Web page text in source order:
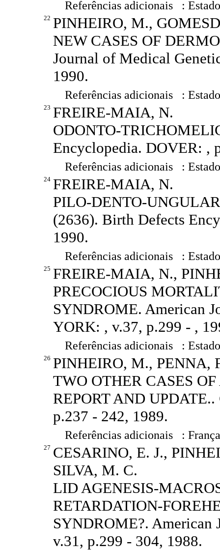
Referências adicionais :
22 PINHEIRO, M.,
NEW CASES OF
Journal of Medical
1990.
Referências adicionais :
23 FREIRE-MAIA, N.
ODONTO-
Encyclopedia. DOVER: ,
Referências adicionais :
24 FREIRE-MAIA, N.
PILO-DENTO-
(2636). Birth Defects
1990.
Referências adicionais :
25 FREIRE-MAIA, N.,
PRECOCIOUS
SYNDROME. American
YORK: , v.37, p.299 - ,
Referências adicionais :
26 PINHEIRO, M., PENNA,
TWO OTHER CASES
REPORT AND
p.237 - 242, 1989.
Referências adicionais :
27 CESARINO, E. J.,
SILVA, M. C.
LID AGENESIS-
RETARDATION-
SYNDROME?. American
v.31, p.299 - 304, 1988.